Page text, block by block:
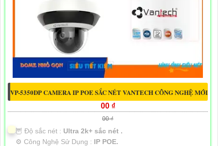
VP-5350DP CAMERA IP POE SẮC NÉT VANTECH CÔNG NGHỆ MỚI
00 ₫
00 ₫
🦉 Độ sắc nét : Ultra 2k+ sắc nét .
⚙ Công Nghệ Sử Dụng : IP POE.